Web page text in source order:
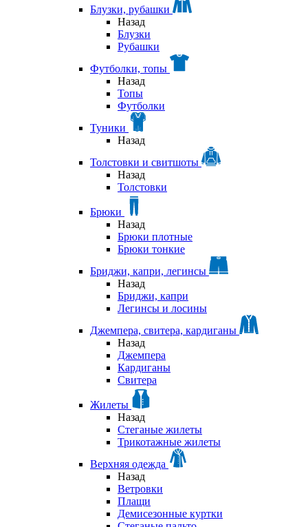
Блузки, рубашки
Назад
Блузки
Рубашки
Футболки, топы
Назад
Топы
Футболки
Туники
Назад
Толстовки и свитшоты
Назад
Толстовки
Брюки
Назад
Брюки плотные
Брюки тонкие
Бриджи, капри, легинсы
Назад
Бриджи, капри
Легинсы и лосины
Джемпера, свитера, кардиганы
Назад
Джемпера
Кардиганы
Свитера
Жилеты
Назад
Стеганые жилеты
Трикотажные жилеты
Верхняя одежда
Назад
Ветровки
Плащи
Демисезонные куртки